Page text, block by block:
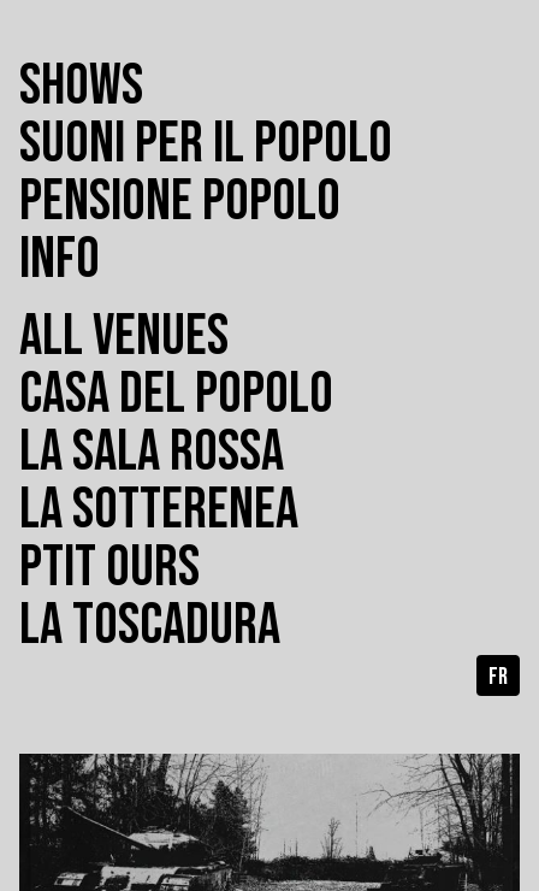
SHOWS
SUONI PER IL POPOLO
PENSIONE POPOLO
INFO
ALL VENUES
CASA DEL POPOLO
LA SALA ROSSA
LA SOTTERENEA
PTIT OURS
LA TOSCADURA
FR